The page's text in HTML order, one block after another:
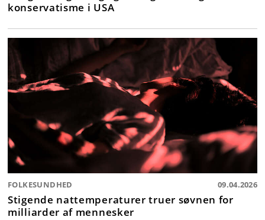
konservatisme i USA
FOLKESUNDHED 09.04.2026
Stigende nattemperaturer truer søvnen for
milliarder af mennesker